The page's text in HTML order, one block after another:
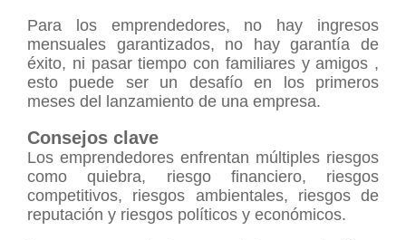
Para los emprendedores, no hay ingresos
mensuales garantizados, no hay garantía de
éxito, ni pasar tiempo con familiares y amigos ,
esto puede ser un desafío en los primeros
meses del lanzamiento de una empresa.
Consejos clave
Los emprendedores enfrentan múltiples riesgos
como quiebra, riesgo financiero, riesgos
competitivos, riesgos ambientales, riesgos de
reputación y riesgos políticos y económicos.